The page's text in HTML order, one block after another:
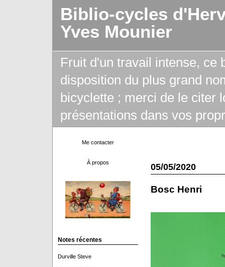
Biblio-cycles
Yves Mounier
Fruit d'un travail intense, ce
disposition du plus grand
bicyclette ; merci de le citer
présentations dans vos
Me contacter
À propos
Notes récentes
Durville Steve
05/05/2020
Bosc Henri